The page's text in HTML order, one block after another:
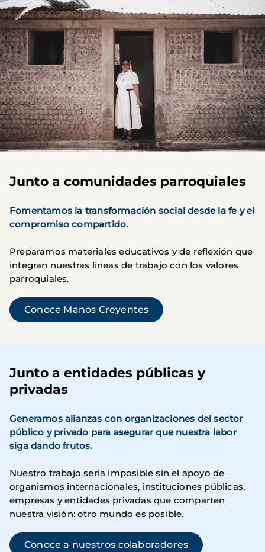
Junto a comunidades parroquiales
Fomentamos la transformación social desde la fe y el
compromiso compartido.
Preparamos materiales educativos y de reflexión que
integran nuestras líneas de trabajo con los valores
parroquiales.
Conoce Manos Creyentes
Junto a entidades públicas y
privadas
Generamos alianzas con organizaciones del sector
público y privado para asegurar que nuestra labor
siga dando frutos.
Nuestro trabajo sería imposible sin el apoyo de
organismos internacionales, instituciones públicas,
empresas y entidades privadas que comparten
nuestra visión: otro mundo es posible.
Conoce a nuestros colaboradores